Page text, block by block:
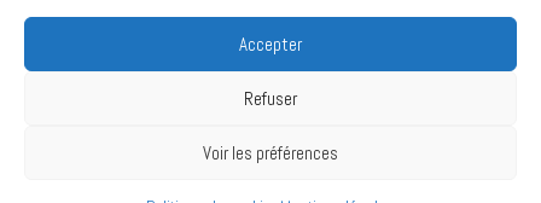
Accepter
Refuser
Voir les préférences
Archives